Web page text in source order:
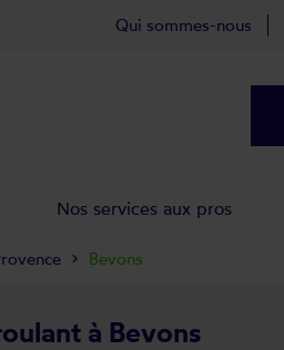
à Bevons
Bevons
Qui sommes-nous
Nos services aux pros